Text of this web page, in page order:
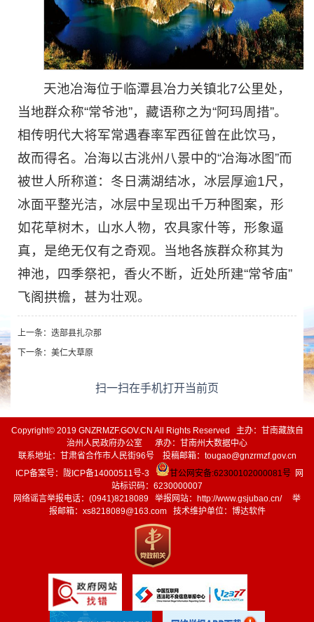
天池冶海位于临潭县冶力关镇北7公里处，
当地群众称“常爷池”，藏语称之为“阿玛周措”。
相传明代大将军常遇春率军西征曾在此饮马，
故而得名。冶海以古洮州八景中的“冶海冰图”而
被世人所称道：冬日满湖结冰，冰层厚逾1尺，
冰面平整光洁，冰层中呈现出千万种图案，形
如花草树木，山水人物，农具家什等，形象逼
真，是绝无仅有之奇观。当地各族群众称其为
神池，四季祭祀，香火不断，近处所建“常爷庙”
飞阁拱檐，甚为壮观。
上一条： 迭部县扎尕那
下一条： 美仁大草原
扫一扫在手机打开当前页
Copyright© 2019 GNZRMZF.GOV.CN All Rights Reserved 主办：甘南藏族自
治州人民政府办公室 承办：甘南州大数据中心
联系地址：甘肃省合作市人民街96号 投稿邮箱：tougao@gnzrmzf.gov.cn
ICP备案号：
陇ICP备14000511号-3 甘公网安备:62300102000081号网
站标识码：6230000007
网络谣言举报电话：(0941)8218089 举报网站： http://www.gsjubao.cn/举
报邮箱：xs8218089@163.com 技术维护单位：博达软件